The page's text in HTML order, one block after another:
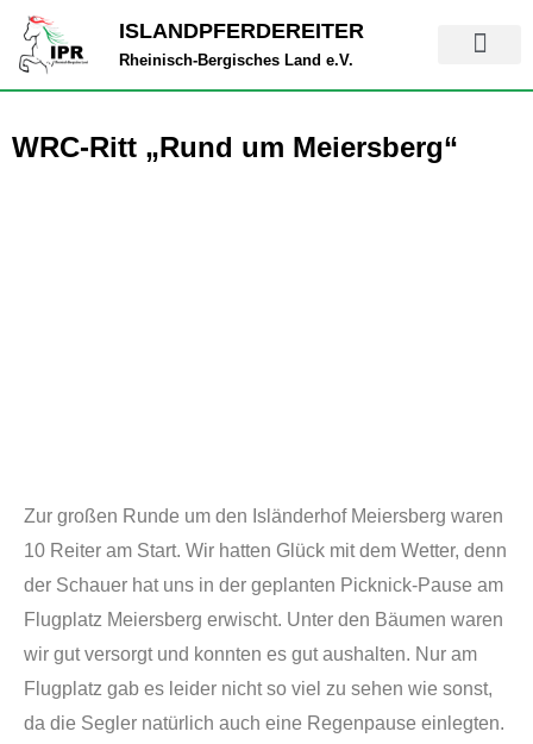
Zum
Inhalt
springen
ISLANDPFERDEREITER
Rheinisch-Bergisches Land e.V.
WRC-Ritt „Rund um Meiersberg“
Zur großen Runde um den Isländerhof Meiersberg waren
10 Reiter am Start. Wir hatten Glück mit dem Wetter, denn
der Schauer hat uns in der geplanten Picknick-Pause am
Flugplatz Meiersberg erwischt. Unter den Bäumen waren
wir gut versorgt und konnten es gut aushalten. Nur am
Flugplatz gab es leider nicht so viel zu sehen wie sonst,
da die Segler natürlich auch eine Regenpause einlegten.